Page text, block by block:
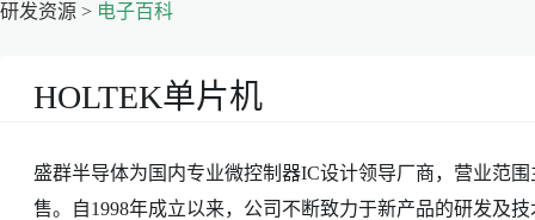
研发资源 > 电子百科
HOLTEK单片机
盛群半导体为国内专业微控制器IC设计领导厂商，营业范
售。自1998年成立以来，公司不断致力于新产品的研发及